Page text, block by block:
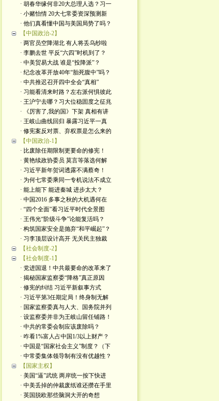
· 胡春华缘何非20大总理人选？习一
· 小赌怡情 20大七常委资深预测新
· 他们真看懂中国与美国局势了吗？
【中国政治-2】
· 两官员空降湖北 有人将丢乌纱啦
· 李鹏去世 平反“六四”时机到了？
· 中美贸易大战 谁是“投降派”？
· 纪念改革开放40年“胎死腹中”吗？
· 中共推迟召开四中全会“真相”
· 习能看清来时路？左右派何惧彼此
· 王沪宁去哪？习大位稳固度之征兆
· 《厉害了,我的国》下架 真相有讲
· 王岐山曲线回归 暴露习近平一真
· 修宪案反对票、弃权票是怎么来的
【中国政治-1】
· 比废除任期限制更要命的修宪！
· 黄艳续政协委员 莫言等落选何解
· 习近平新年贺词透露不满蔡奇！
· 为何七常委乘同一专机说法不成立
· 能上能下 能进秦城 进步太大？
· 中国2016 多事之秋的大机遇何在
· “四个全面”看习近平时代全景图
· 王伟光“阶级斗争”论能复活吗？
· 构筑国家安全是抛弃“和平崛起”？
· 习李顶层设计高开 无关民主独裁
【社会制度-2】
【社会制度-1】
· 党进国退！中共最要命的改革来了
· 揭秘国家监察委“降格”真正原因
· 修宪的纠结 习近平新叙事方式
· 习近平第3任期定局！终身制无解
· 国家监察委真与人大、国务院并列
· 设监察委并非为王岐山留任铺路！
· 中共的常委会制应该废除吗？
· 咋看1%富人占中国1/3以上财产？
· 中国是“国家社会主义”制度？（下
· 中常委集体领导制有没有优越性？
【国家主权】
· 美国“逼”武统 两岸统一按下快进
· 中美丢掉的仲裁废纸谁还攒在手里
· 英国脱欧那些脑洞大开的奇想